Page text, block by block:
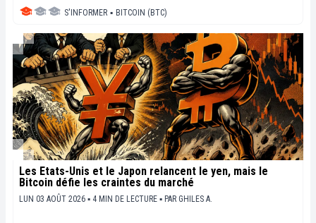
S'INFORMER ▪ BITCOIN (BTC)
Les États-Unis et le Japon relancent le yen, mais le
Bitcoin défie les craintes du marché
LUN 03 AOÛT 2026 ▪ 4 MIN DE LECTURE ▪ PAR GHILES A.